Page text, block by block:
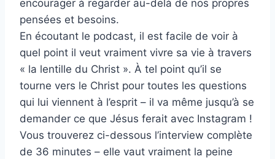
encourager à regarder au-delà de nos propres
pensées et besoins.
En écoutant le podcast, il est facile de voir à
quel point il veut vraiment vivre sa vie à travers
« la lentille du Christ ». À tel point qu’il se
tourne vers le Christ pour toutes les questions
qui lui viennent à l’esprit – il va même jusqu’à se
demander ce que Jésus ferait avec Instagram !
Vous trouverez ci-dessous l’interview complète
de 36 minutes – elle vaut vraiment la peine